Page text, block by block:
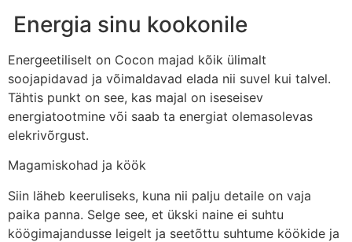
Energia sinu kookonile
Energeetiliselt on Cocon majad kõik ülimalt
soojapidavad ja võimaldavad elada nii suvel kui talvel.
Tähtis punkt on see, kas majal on iseseisev
energiatootmine või saab ta energiat olemasolevas
elekrivõrgust.
Magamiskohad ja köök
Siin läheb keeruliseks, kuna nii palju detaile on vaja
paika panna. Selge see, et ükski naine ei suhtu
köögimajandusse leigelt ja seetõttu suhtume köökide ja